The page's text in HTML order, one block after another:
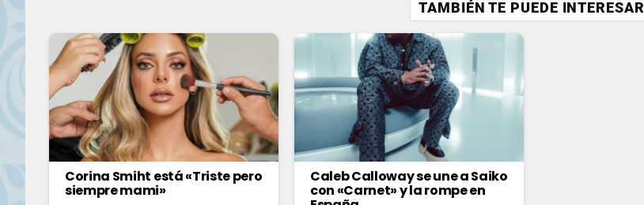
TAMBIÉN TE PUEDE INTERESAR
Corina Smiht está «Triste pero
siempre mami»
Caleb Calloway se une a Saiko
con «Carnet» y la rompe en